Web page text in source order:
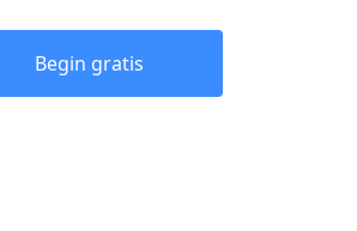
Begin gratis